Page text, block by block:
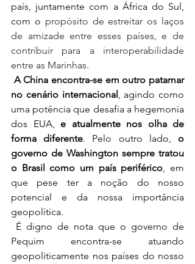
país, juntamente com a África do Sul,
com o propósito de estreitar os laços
de amizade entre esses países, e de
contribuir para a interoperabilidade
entre as Marinhas.
A China encontra-se em outro patamar
no cenário internacional , agindo como
uma potência que desafia a hegemonia
dos EUA, e atualmente nos olha de
forma diferente. Pelo outro lado, o
governo de Washington sempre tratou
o Brasil como um país periférico, em
que pese ter a noção do nosso
potencial e da nossa importância
geopolítica.
Pequim encontra-se atuando
geopoliticamente nos países do nosso